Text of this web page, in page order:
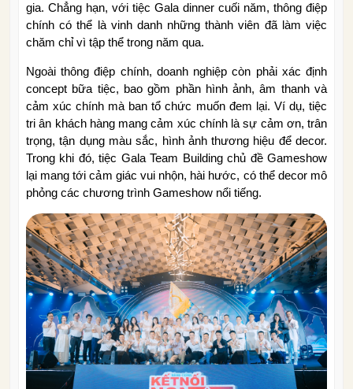
gia. Chẳng hạn, với tiệc Gala dinner cuối năm, thông điệp
chính có thể là vinh danh những thành viên đã làm việc
chăm chỉ vì tập thể trong năm qua.
Ngoài thông điệp chính, doanh nghiệp còn phải xác định
concept bữa tiệc, bao gồm phần hình ảnh, âm thanh và
cảm xúc chính mà ban tổ chức muốn đem lại. Ví dụ, tiệc
tri ân khách hàng mang cảm xúc chính là sự cảm ơn, trân
trọng, tận dụng màu sắc, hình ảnh thương hiệu để decor.
Trong khi đó, tiệc Gala Team Building chủ đề Gameshow
lại mang tới cảm giác vui nhộn, hài hước, có thể decor mô
phỏng các chương trình Gameshow nổi tiếng.